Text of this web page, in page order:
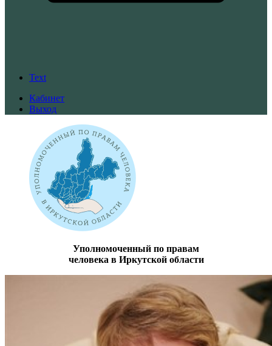
Text
Кабинет
Выход
Уполномоченный по правам
человека в Иркутской области